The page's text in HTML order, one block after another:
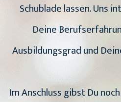
Schublade lassen. Uns
Deine
Ausbildungsgrad und
Im Anschluss gibst Du